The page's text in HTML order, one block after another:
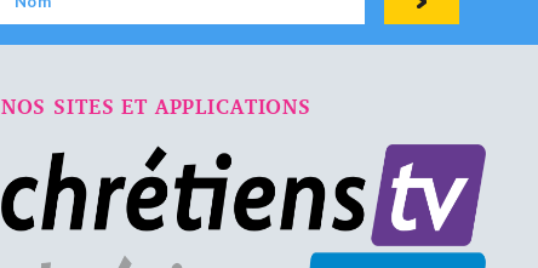
NOS SITES ET APPLICATIONS